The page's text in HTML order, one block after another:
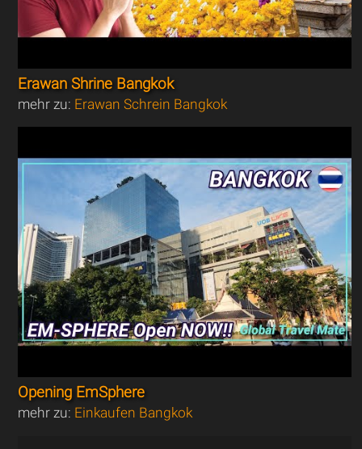
Erawan Shrine Bangkok
mehr zu: Erawan Schrein Bangkok
Opening EmSphere
mehr zu: Einkaufen Bangkok